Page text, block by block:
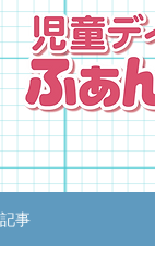
記事